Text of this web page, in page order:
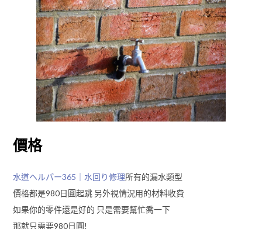
價格
水道ヘルパー365｜水回り修理所有的漏水類型
價格都是980日圓起跳 另外視情況用的材料收費
如果你的零件還是好的 只是需要幫忙喬一下
那就只需要980日圓!